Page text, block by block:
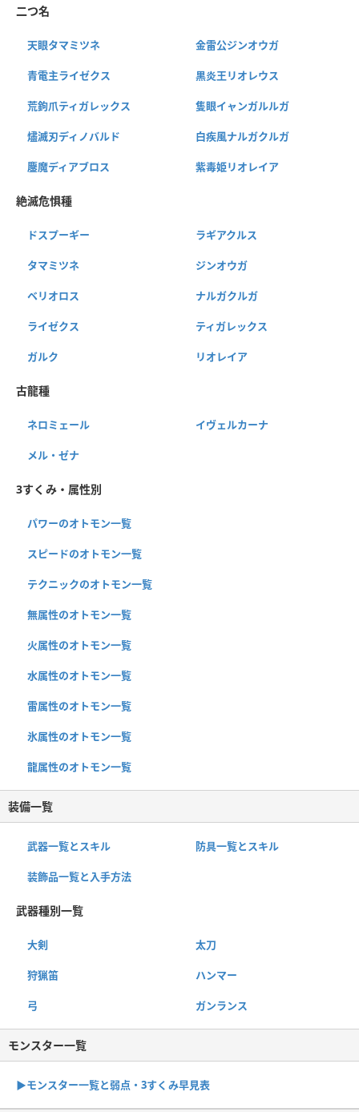
二つ名
天眼タマミツネ 金雷公ジンオウガ
青電主ライゼクス 黒炎王リオレウス
荒鉤爪ティガレックス 隻眼イャンガルルガ
燼滅刃ディノバルド 白疾風ナルガクルガ
鏖魔ディアブロス 紫毒姫リオレイア
絶滅危惧種
ドスプーギー ラギアクルス
タマミツネ ジンオウガ
ベリオロス ナルガクルガ
ライゼクス ティガレックス
ガルク リオレイア
古龍種
ネロミェール イヴェルカーナ
メル・ゼナ
3すくみ・属性別
パワーのオトモン一覧
スピードのオトモン一覧
テクニックのオトモン一覧
無属性のオトモン一覧
火属性のオトモン一覧
水属性のオトモン一覧
雷属性のオトモン一覧
氷属性のオトモン一覧
龍属性のオトモン一覧
装備一覧
武器一覧とスキル 防具一覧とスキル
装飾品一覧と入手方法
武器種別一覧
大剣 太刀
狩猟笛 ハンマー
弓 ガンランス
モンスター一覧
▶︎モンスター一覧と弱点・3すくみ早見表